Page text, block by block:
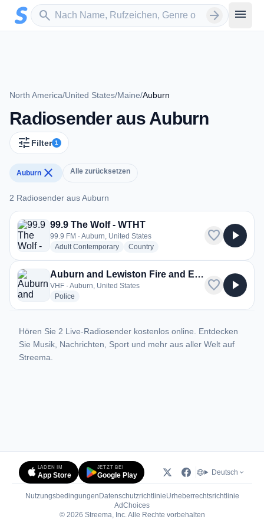
Zum Hauptinhalt springen
search
Sender suchen arrow_forward menu
North America/United States/Maine/Auburn
Radiosender aus Auburn
tune Filter 1
Auburn close Alle zurücksetzen
2 Radiosender aus Auburn
2 Radiosender aus Auburn
99.9 The Wolf - WTHT
99.9 FM · Auburn, United States
Adult Contemporaryradio stations
Countryradio stations
favorite play_arrow
Auburn and Lewiston Fire and EMS
VHF · Auburn, United States
Police
favorite play_arrow
Hören Sie 2 Live-Radiosender kostenlos online. Entdecken
Sie Musik, Nachrichten, Sport und mehr aus aller Welt auf
Streema.
LADEN IM
App Store
JETZT BEI
Google Play Deutsch
Nutzungsbedingungen DatenschutzrichtlinieUrheberrechtsrichtlinie
AdChoices(öffnet in neuem Tab)
© 2026 Streema, Inc. Alle Rechte vorbehalten